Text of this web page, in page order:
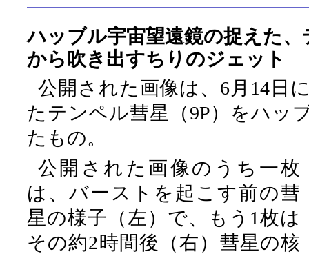
ハッブル宇宙望遠鏡の捉えた、
から吹き出すちりのジェット
公開された画像は、6月14日
たテンペル彗星（9P）をハッ
たもの。
公開された画像のうち一枚
は、バーストを起こす前の彗
星の様子（左）で、もう1枚は
その約2時間後（右）彗星の核